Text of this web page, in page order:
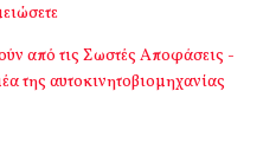
από τις Σωστές Αποφάσεις -
της αυτοκινητοβιομηχανίας